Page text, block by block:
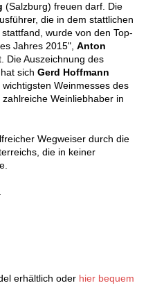
(Salzburg) freuen darf. Die
die in dem stattlichen
wurde von den Top-
Jahres 2015", Anton
Die Auszeichnung des
sich Gerd Hoffmann
Weinmesses des
Weinliebhaber in
Wegweiser durch die
die in keiner
erhältlich oder hier bequem